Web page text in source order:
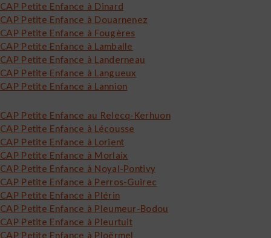
CAP Petite Enfance à Dinard
CAP Petite Enfance à Douarnenez
CAP Petite Enfance à Fougères
CAP Petite Enfance à Lamballe
CAP Petite Enfance à Landerneau
CAP Petite Enfance à Langueux
CAP Petite Enfance à Lannion
CAP Petite Enfance au Relecq-Kerhuon
CAP Petite Enfance à Lécousse
CAP Petite Enfance à Lorient
CAP Petite Enfance à Morlaix
CAP Petite Enfance à Noyal-Pontivy
CAP Petite Enfance à Perros-Guirec
CAP Petite Enfance à Plérin
CAP Petite Enfance à Pleumeur-Bodou
CAP Petite Enfance à Pleurtuit
CAP Petite Enfance à Ploërmel